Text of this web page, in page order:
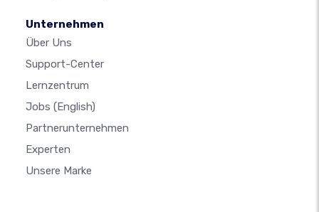
Unternehmen
Über Uns
Support-Center
Lernzentrum
Jobs (English)
Partnerunternehmen
Experten
Unsere Marke